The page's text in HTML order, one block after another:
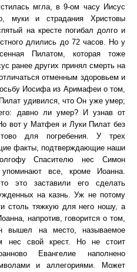
мгла, в 9-ом часу Иисус
муки и страдания Христовы
на кресте погибал долго и
длились до 72 часов. Но у
Пилатом, которая тоже
ранее других принял смерть на
отменным здоровьем и
Иосифа из Аримафеи о том,
удивился, что Он уже умер;
давно ли умер? И узнав от
вот у Матфея и Луки Пилат без
для погребения. У трех
факты, подтверждающие наши
Спасителю нес Симон
все, кроме Иоанна.
это заставили его сделать
на казнь. Уж не потому
столь тяжкую для него ношу, а
напротив, говорится о том,
на место, называемое
нес свой крест. Но не стоит
Евангелие наполнено
и аллегориями. Может